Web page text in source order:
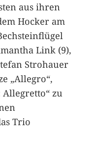
aus ihren
Hocker am
Link (9),
Strohauer
„Allegro“,
Allegretto“ zu
Trio